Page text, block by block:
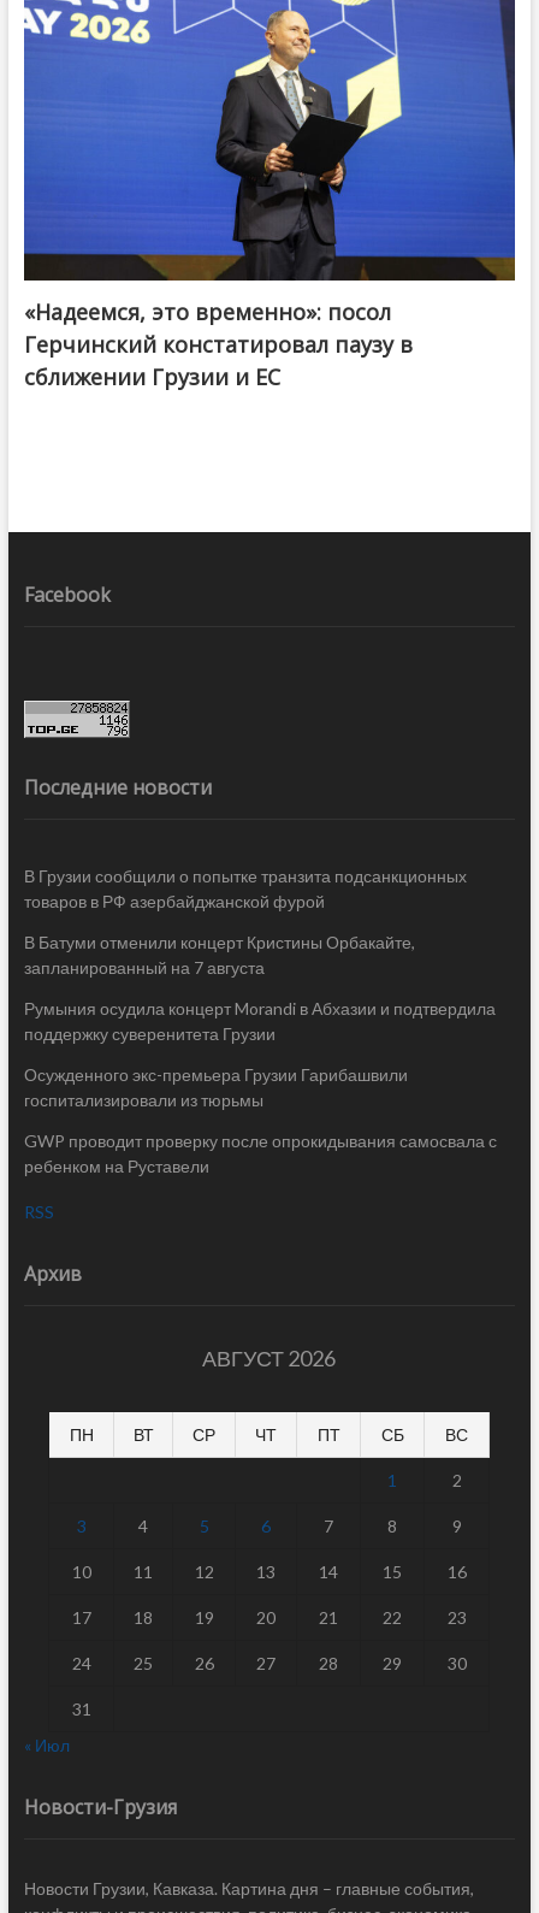
«Надеемся, это временно»: посол
Герчинский констатировал паузу в
сближении Грузии и ЕС
Facebook
Последние новости
В Грузии сообщили о попытке транзита подсанкционных
товаров в РФ азербайджанской фурой
В Батуми отменили концерт Кристины Орбакайте,
запланированный на 7 августа
Румыния осудила концерт Morandi в Абхазии и подтвердила
поддержку суверенитета Грузии
Осужденного экс-премьера Грузии Гарибашвили
госпитализировали из тюрьмы
GWP проводит проверку после опрокидывания самосвала с
ребенком на Руставели
RSS
Архив
АВГУСТ 2026
ПН ВТ СР ЧТ ПТ СБ ВС
1 2
3 4 5 6 7 8 9
10 11 12 13 14 15 16
17 18 19 20 21 22 23
24 25 26 27 28 29 30
31
« Июл
Новости-Грузия
Новости Грузии, Кавказа. Картина дня – главные события,